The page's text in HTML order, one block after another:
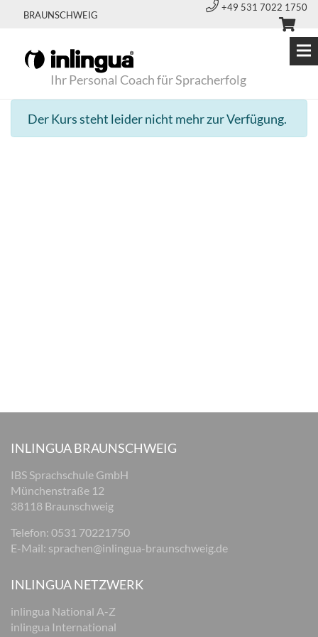
BRAUNSCHWEIG
+49 531 7022 1750
Ihr Personal Coach für Spracherfolg
Der Kurs steht leider nicht mehr zur Verfügung.
INLINGUA BRAUNSCHWEIG
IBS Sprachschule GmbH
Münchenstraße 12
38118 Braunschweig
Telefon: 0531 70221750
E-Mail: sprachen@inlingua-braunschweig.de
INLINGUA NETZWERK
inlingua National A-Z
inlingua International